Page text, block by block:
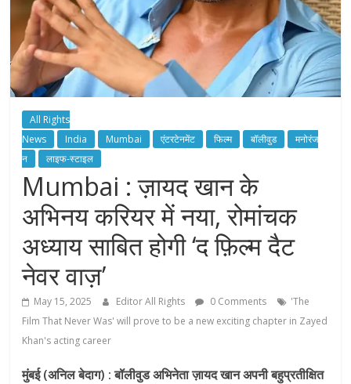
All Rights
News
India Mumbai एंटरटेनमेंट फिल्म बॉलीवुड
मनोरंज
न
लाइफ-स्टाइल
Mumbai : ज़ायद खान के
अभिनय करियर में नया, रोमांचक
अध्याय साबित होगी ‘द फ़िल्म दैट
नेवर वाज़’
May 15, 2025 Editor All Rights 0 Comments
'The
Film That Never Was' will prove to be a new exciting chapter in Zayed
Khan's acting career
मुंबई (अनिल बेदाग) : बॉलीवुड अभिनेता ज़ायद खान अपनी बहुप्रतीक्षित